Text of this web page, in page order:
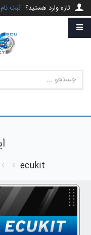
تازه وارد هستید؟ ثبت نام
ecukit